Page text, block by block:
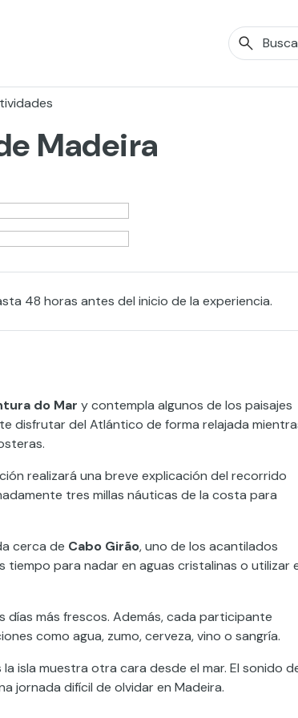
Madeira
48 horas antes del inicio de la experiencia.
do Mar y contempla algunos de los paisajes
disfrutar del Atlántico de forma relajada
realizará una breve explicación del recorrido
tres millas náuticas de la costa para
cerca de Cabo Girão, uno de los acantilados
para nadar en aguas cristalinas o utilizar
días más frescos. Además, cada participante
como agua, zumo, cerveza, vino o sangría.
isla muestra otra cara desde el mar. El sonido
jornada difícil de olvidar en Madeira.